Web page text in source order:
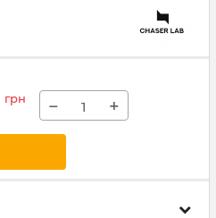
грн − +